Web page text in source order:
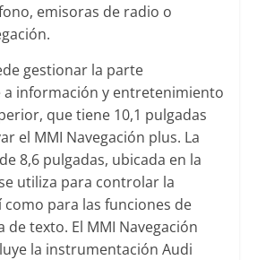
emisoras de radio o
gestionar la parte
información y entretenimiento
que tiene 10,1 pulgadas
el MMI Navegación plus. La
8,6 pulgadas, ubicada en la
utiliza para controlar la
como para las funciones de
texto. El MMI Navegación
la instrumentación Audi